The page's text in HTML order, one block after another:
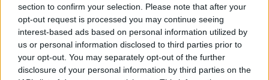
section to confirm your selection. Please note that after your
opt-out request is processed you may continue seeing
interest-based ads based on personal information utilized by
us or personal information disclosed to third parties prior to
your opt-out. You may separately opt-out of the further
disclosure of your personal information by third parties on the
E’ gestito da Cescot Formazione in partenariato con il Centro
Formativo dell’Associazione Albergatori Elbani, l’Isis Foresi-
Brignetti, il Dipartimento Ingegneria delle telecomunicazioni
dell’Università di Pisa e Infoelba.